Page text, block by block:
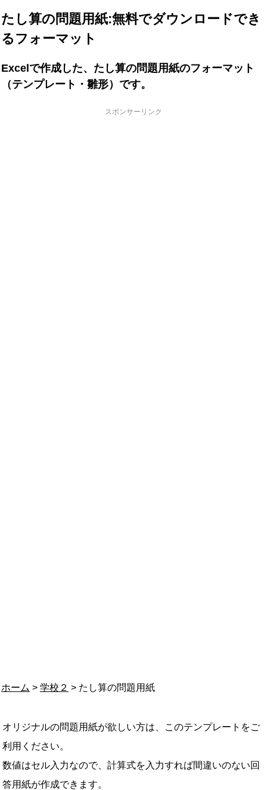
たし算の問題用紙:無料でダウンロードでき
るフォーマット
Excelで作成した、たし算の問題用紙のフォーマット
（テンプレート・雛形）です。
スポンサーリンク
ホーム > 学校２ > たし算の問題用紙
オリジナルの問題用紙が欲しい方は、このテンプレートをご
利用ください。
数値はセル入力なので、計算式を入力すれば間違いのない回
答用紙が作成できます。